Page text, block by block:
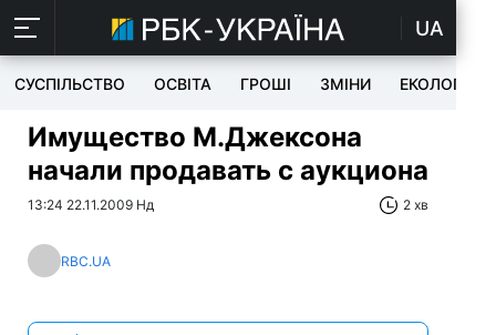
UA
СУСПІЛЬСТВО ОСВІТА ГРОШІ ЗМІНИ ЕКОЛОГІЯ
Имущество М.Джексона
начали продавать с аукциона
13:24 22.11.2009 Нд 2 хв
RBC.UA